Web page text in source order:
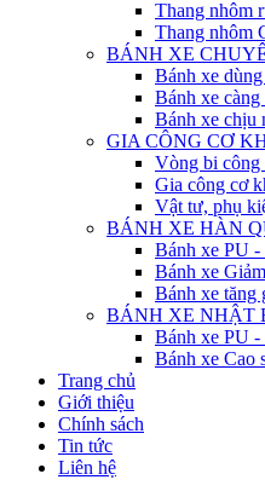
Thang nhôm
Thang nhôm
BÁNH XE
Bánh xe
Bánh xe
Bánh xe chịu
GIA CÔNG CƠ
Vòng bi công
Gia công cơ
Vật tư, phụ
BÁNH XE HÀN
Bánh xe PU
Bánh xe
Bánh xe tăng
BÁNH XE NHẬT
Bánh xe PU -
Bánh xe Cao
Trang chủ
Giới thiệu
Chính sách
Tin tức
Liên hệ